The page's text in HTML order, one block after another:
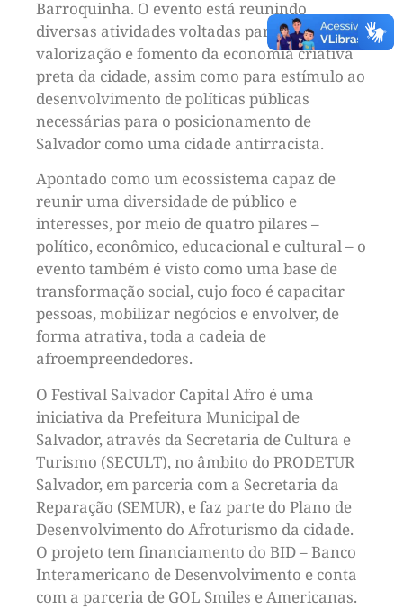
Barroquinha. O evento está reunindo
diversas atividades voltadas para
valorização e fomento da economia criativa
preta da cidade, assim como para estímulo ao
desenvolvimento de políticas públicas
necessárias para o posicionamento de
Salvador como uma cidade antirracista.
Apontado como um ecossistema capaz de
reunir uma diversidade de público e
interesses, por meio de quatro pilares –
político, econômico, educacional e cultural – o
evento também é visto como uma base de
transformação social, cujo foco é capacitar
pessoas, mobilizar negócios e envolver, de
forma atrativa, toda a cadeia de
afroempreendedores.
O Festival Salvador Capital Afro é uma
iniciativa da Prefeitura Municipal de
Salvador, através da Secretaria de Cultura e
Turismo (SECULT), no âmbito do PRODETUR
Salvador, em parceria com a Secretaria da
Reparação (SEMUR), e faz parte do Plano de
Desenvolvimento do Afroturismo da cidade.
O projeto tem financiamento do BID – Banco
Interamericano de Desenvolvimento e conta
com a parceria de GOL Smiles e Americanas.